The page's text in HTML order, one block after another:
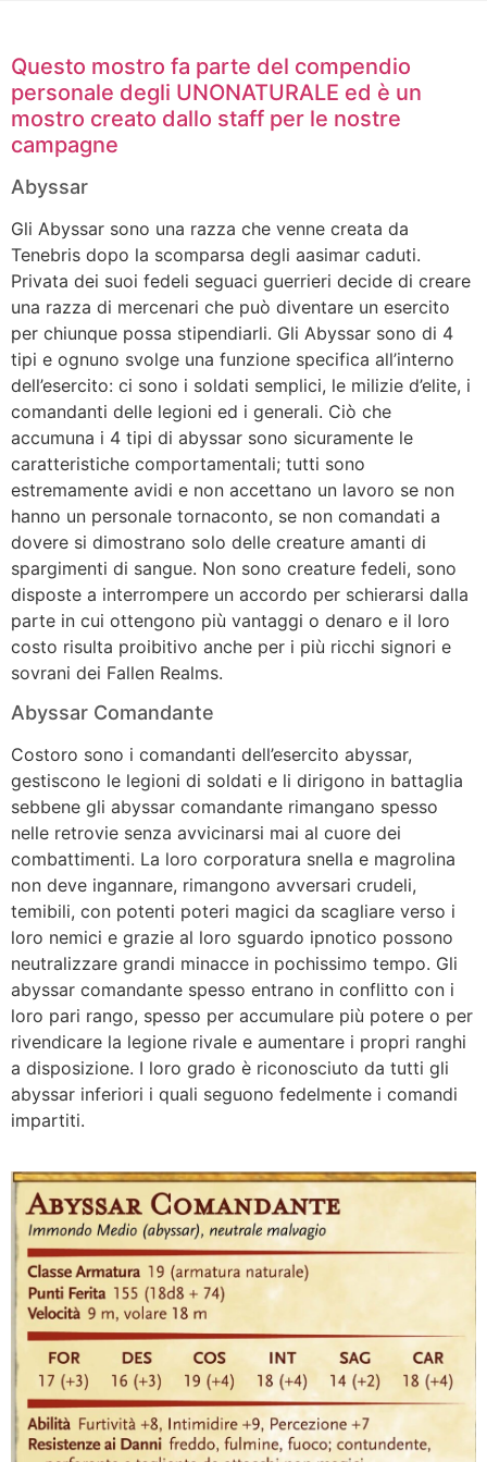
Questo mostro fa parte del compendio
personale degli UNONATURALE ed è un
mostro creato dallo staff per le nostre
campagne
Abyssar
Gli Abyssar sono una razza che venne creata da
Tenebris dopo la scomparsa degli aasimar caduti.
Privata dei suoi fedeli seguaci guerrieri decide di creare
una razza di mercenari che può diventare un esercito
per chiunque possa stipendiarli. Gli Abyssar sono di 4
tipi e ognuno svolge una funzione specifica all’interno
dell’esercito: ci sono i soldati semplici, le milizie d’elite, i
comandanti delle legioni ed i generali. Ciò che
accumuna i 4 tipi di abyssar sono sicuramente le
caratteristiche comportamentali; tutti sono
estremamente avidi e non accettano un lavoro se non
hanno un personale tornaconto, se non comandati a
dovere si dimostrano solo delle creature amanti di
spargimenti di sangue. Non sono creature fedeli, sono
disposte a interrompere un accordo per schierarsi dalla
parte in cui ottengono più vantaggi o denaro e il loro
costo risulta proibitivo anche per i più ricchi signori e
sovrani dei Fallen Realms.
Abyssar Comandante
Costoro sono i comandanti dell’esercito abyssar,
gestiscono le legioni di soldati e li dirigono in battaglia
sebbene gli abyssar comandante rimangano spesso
nelle retrovie senza avvicinarsi mai al cuore dei
combattimenti. La loro corporatura snella e magrolina
non deve ingannare, rimangono avversari crudeli,
temibili, con potenti poteri magici da scagliare verso i
loro nemici e grazie al loro sguardo ipnotico possono
neutralizzare grandi minacce in pochissimo tempo. Gli
abyssar comandante spesso entrano in conflitto con i
loro pari rango, spesso per accumulare più potere o per
rivendicare la legione rivale e aumentare i propri ranghi
a disposizione. I loro grado è riconosciuto da tutti gli
abyssar inferiori i quali seguono fedelmente i comandi
impartiti.